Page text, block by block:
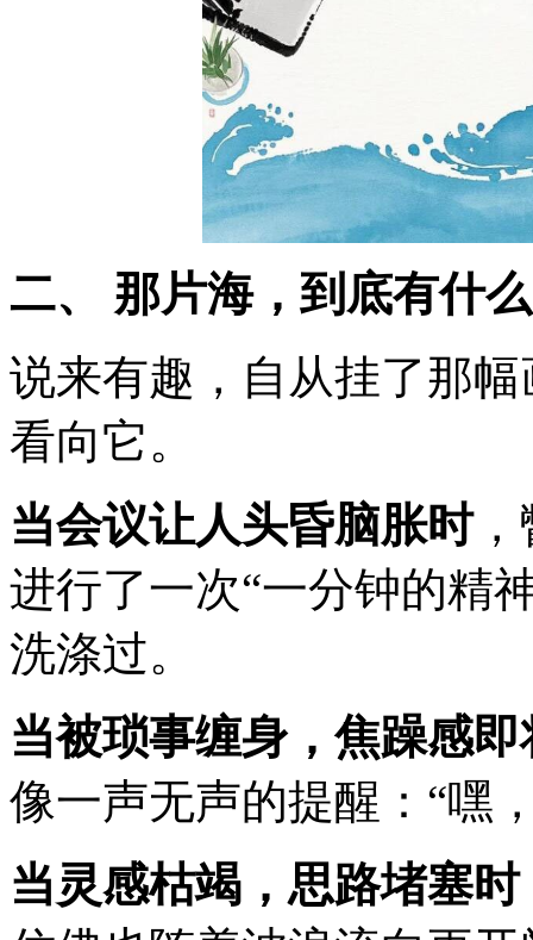
二、 那片海，到底有什
说来有趣，自从挂了那
看向它。
当会议让人头昏脑胀时，
进行了一次“一分钟的精
洗涤过。
当被琐事缠身，焦躁感
像一声无声的提醒：“嘿
当灵感枯竭，思路堵塞时